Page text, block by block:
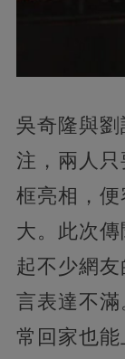
吳奇隆與
注，兩人
框亮相，
大。此次
起不少網
言表達不
常回家也